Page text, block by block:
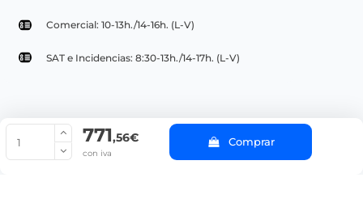
771,56€
con iva
Comprar
Comercial: 10-13h./14-16h. (L-V)
SAT e Incidencias: 8:30-13h./14-17h. (L-V)
© Copyright 2022 PepeBar.com |
Aviso legal y
Condiciones generales de compra |